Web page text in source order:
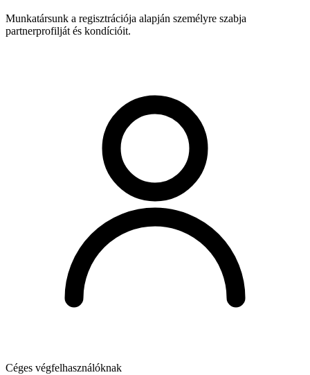
Munkatársunk a regisztrációja alapján személyre szabja
partnerprofilját és kondícióit.
Céges végfelhasználóknak